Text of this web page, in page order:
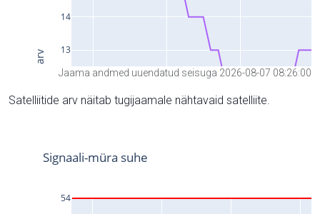
Jaama andmed uuendatud seisuga 2026-08-07 08:26:00
Satelliitide arv näitab tugijaamale nähtavaid satelliite.